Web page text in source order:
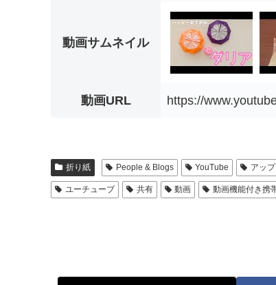
動画サムネイル
動画URL https://
折り紙 People & Blogs YouTube アッ
ユーチューブ 共有 動画 動画機能付き携